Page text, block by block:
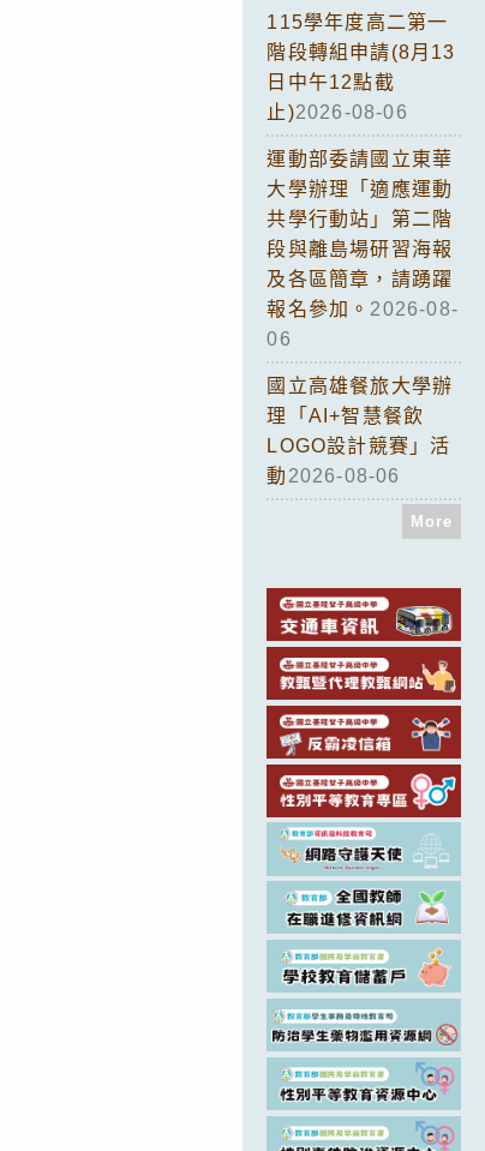
115學年度高二第一
階段轉組申請(8月13
日中午12點截
止)2026-08-06
運動部委請國立東華
大學辦理「適應運動
共學行動站」第二階
段與離島場研習海報
及各區簡章，請踴躍
報名參加。 2026-08-
06
國立高雄餐旅大學辦
理「AI+智慧餐飲
LOGO設計競賽」活
動 2026-08-06
More